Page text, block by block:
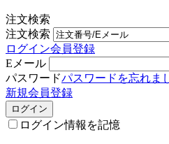
注文検索
注文検索
ログイン会員登録
Eメール
パスワードパスワードを忘れま
新規会員登録
ログイン
ログイン情報を記憶